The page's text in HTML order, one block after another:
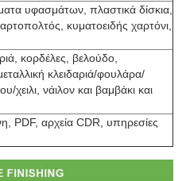
υφασμάτων, πλαστικά δίσκια,
κυματοειδής χαρτόνι,
κορδέλες, βελούδο,
κλειδαριά/φουλάρα/
χειλι, νάιλον και βαμβάκι και
PDF, αρχεία CDR, υπηρεσίες